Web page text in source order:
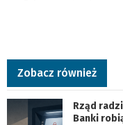
Zobacz również
Rząd
Banki